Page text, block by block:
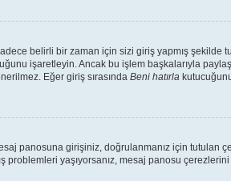
belirli bir zaman için sizi giriş yapmış şekilde
işaretleyin. Ancak bu işlem başkalarıyla
Eğer giriş sırasında Beni hatırla
panosuna girişiniz, doğrulanmanız için tutulan
yaşıyorsanız, mesaj panosu çerezlerini